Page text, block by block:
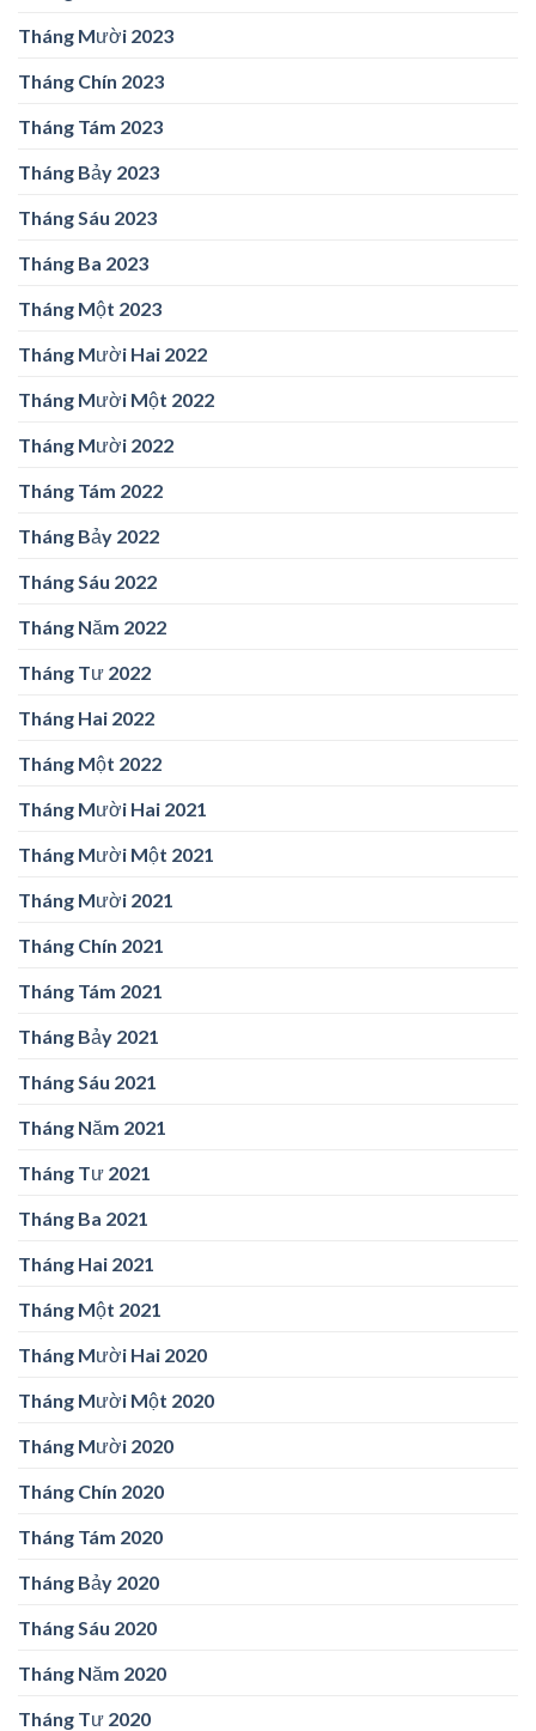
Tháng Mười 2023
Tháng Chín 2023
Tháng Tám 2023
Tháng Bảy 2023
Tháng Sáu 2023
Tháng Ba 2023
Tháng Một 2023
Tháng Mười Hai 2022
Tháng Mười Một 2022
Tháng Mười 2022
Tháng Tám 2022
Tháng Bảy 2022
Tháng Sáu 2022
Tháng Năm 2022
Tháng Tư 2022
Tháng Hai 2022
Tháng Một 2022
Tháng Mười Hai 2021
Tháng Mười Một 2021
Tháng Mười 2021
Tháng Chín 2021
Tháng Tám 2021
Tháng Bảy 2021
Tháng Sáu 2021
Tháng Năm 2021
Tháng Tư 2021
Tháng Ba 2021
Tháng Hai 2021
Tháng Một 2021
Tháng Mười Hai 2020
Tháng Mười Một 2020
Tháng Mười 2020
Tháng Chín 2020
Tháng Tám 2020
Tháng Bảy 2020
Tháng Sáu 2020
Tháng Năm 2020
Tháng Tư 2020